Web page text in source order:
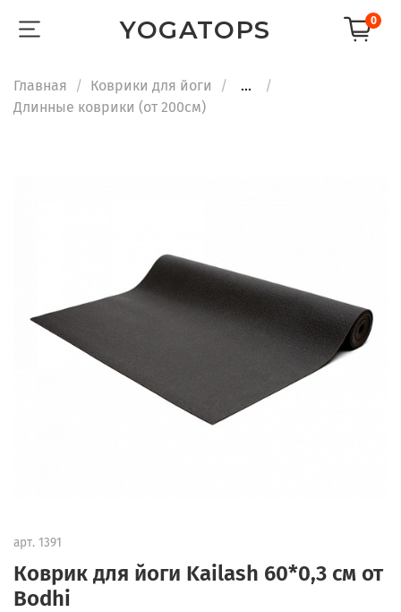
YOGATOPS 0
Главная Коврики для йоги
...
Длинные коврики (от 200см)
арт. 1391
Коврик для йоги Kailash 60*0,3 см от
Bodhi